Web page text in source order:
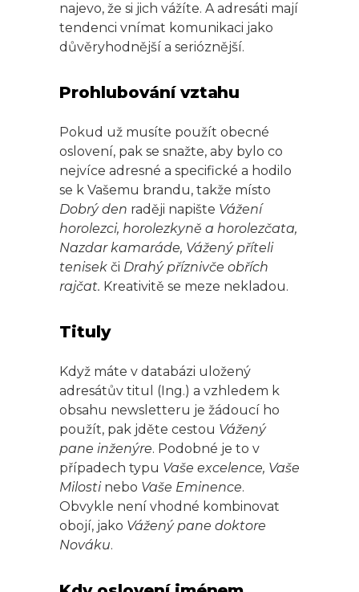
najevo, že si jich vážíte. A adresáti mají
tendenci vnímat komunikaci jako
důvěryhodnější a serióznější.
Prohlubování vztahu
Pokud už musíte použít obecné
oslovení, pak se snažte, aby bylo co
nejvíce adresné a specifické a hodilo
se k Vašemu brandu, takže místo
Dobrý den raději napište Vážení
horolezci, horolezkyně a horolezčata,
Nazdar kamaráde, Vážený příteli
tenisek či Drahý příznivče obřích
rajčat. Kreativitě se meze nekladou.
Tituly
Když máte v databázi uložený
adresátův titul (Ing.) a vzhledem k
obsahu newsletteru je žádoucí ho
použít, pak jděte cestou Vážený
pane inženýre. Podobné je to v
případech typu Vaše excelence, Vaše
Milostinebo Vaše Eminence.
Obvykle není vhodné kombinovat
obojí, jako Vážený pane doktore
Nováku.